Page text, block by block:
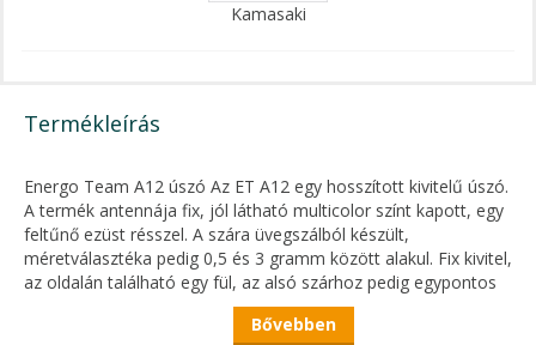
Kamasaki
Termékleírás
Energo Team A12 úszó Az ET A12 egy hosszított kivitelű úszó.
A termék antennája fix, jól látható multicolor színt kapott, egy
feltűnő ezüst résszel. A szára üvegszálból készült,
méretválasztéka pedig 0,5 és 3 gramm között alakul. Fix kivitel,
az oldalán található egy fül, az alsó szárhoz pedig egypontos
úszórögzítő, illetve szilikon cső használata javasolt. Ideális
választás spicc vagy rakósbothoz. A kisebb méretek
Bővebben